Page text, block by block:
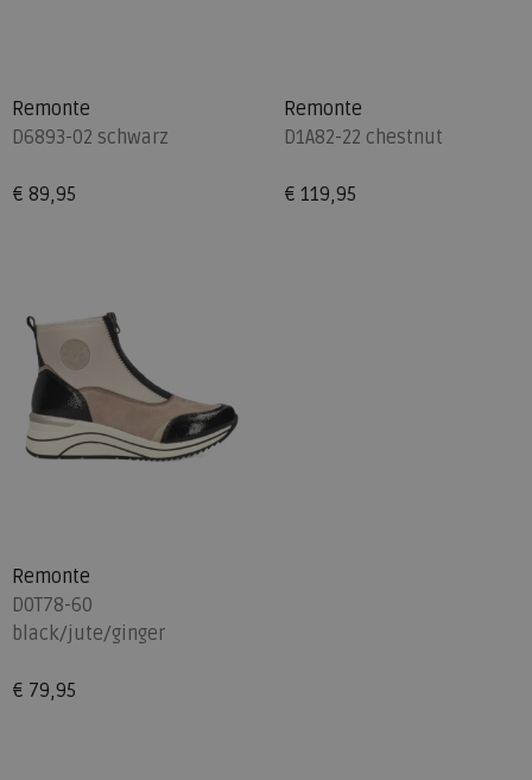
Remonte
D6893-02 schwarz
€ 89,95
Remonte
D1A82-22 chestnut
€ 119,95
Remonte
D0T78-60
black/jute/ginger
€ 79,95